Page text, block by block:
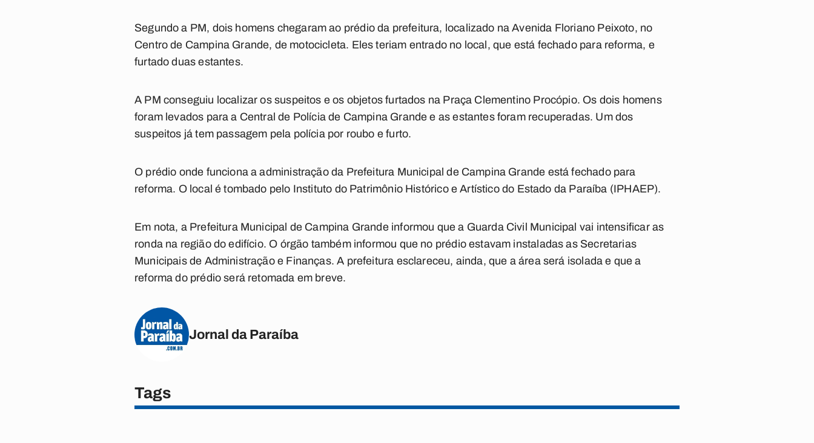
Segundo a PM, dois homens chegaram ao prédio da prefeitura, localizado na Avenida Floriano Peixoto, no
Centro de Campina Grande, de motocicleta. Eles teriam entrado no local, que está fechado para reforma, e
furtado duas estantes.
A PM conseguiu localizar os suspeitos e os objetos furtados na Praça Clementino Procópio. Os dois homens
foram levados para a Central de Polícia de Campina Grande e as estantes foram recuperadas. Um dos
suspeitos já tem passagem pela polícia por roubo e furto.
O prédio onde funciona a administração da Prefeitura Municipal de Campina Grande está fechado para
reforma. O local é tombado pelo Instituto do Patrimônio Histórico e Artístico do Estado da Paraíba (IPHAEP).
Em nota, a Prefeitura Municipal de Campina Grande informou que a Guarda Civil Municipal vai intensificar as
ronda na região do edifício. O órgão também informou que no prédio estavam instaladas as Secretarias
Municipais de Administração e Finanças. A prefeitura esclareceu, ainda, que a área será isolada e que a
reforma do prédio será retomada em breve.
Jornal da Paraíba
Tags